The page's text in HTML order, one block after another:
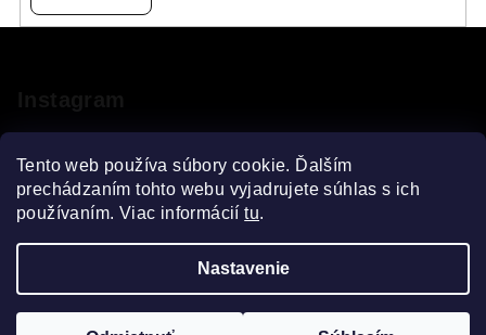
Tento web používa súbory cookie. Ďalším
prechádzaním tohto webu vyjadrujete súhlas s ich
používaním. Viac informáciítu.
Nastavenie
ä
Sledovať na Instagrame
Upraviť nastavenie cookies